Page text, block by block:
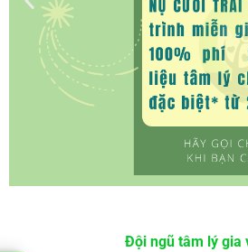
Đội ngũ tâm lý gia